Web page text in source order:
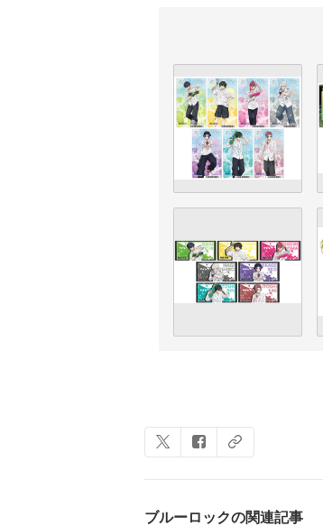
ブルーロックの関連記事